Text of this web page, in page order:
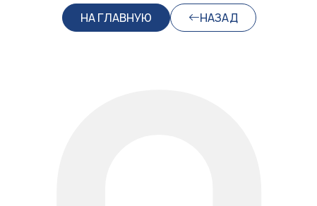
НА ГЛАВНУЮ НАЗАД